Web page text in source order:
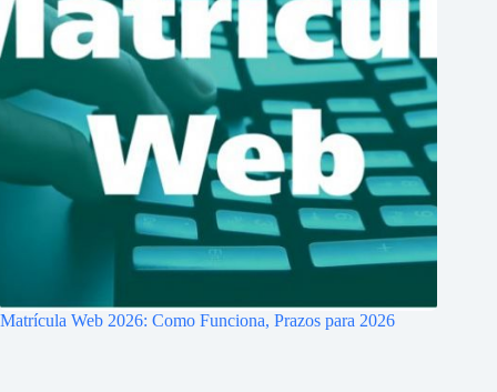
Matrícula Web 2026: Como Funciona, Prazos para 2026